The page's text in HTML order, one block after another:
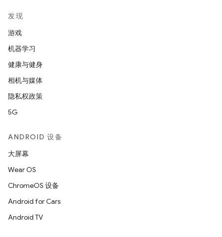
发现
游戏
机器学习
健康与健身
相机与媒体
隐私权政策
5G
ANDROID 设备
大屏幕
Wear OS
ChromeOS 设备
Android for Cars
Android TV